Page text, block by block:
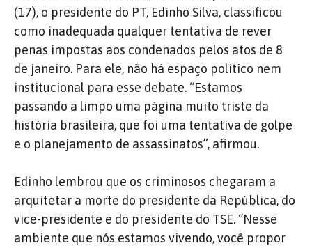
(17), o presidente do PT, Edinho Silva, classificou
como inadequada qualquer tentativa de rever
penas impostas aos condenados pelos atos de 8
de janeiro. Para ele, não há espaço político nem
institucional para esse debate. “Estamos
passando a limpo uma página muito triste da
história brasileira, que foi uma tentativa de golpe
e o planejamento de assassinatos”, afirmou.
Edinho lembrou que os criminosos chegaram a
arquitetar a morte do presidente da República, do
vice-presidente e do presidente do TSE. “Nesse
ambiente que nós estamos vivendo, você propor